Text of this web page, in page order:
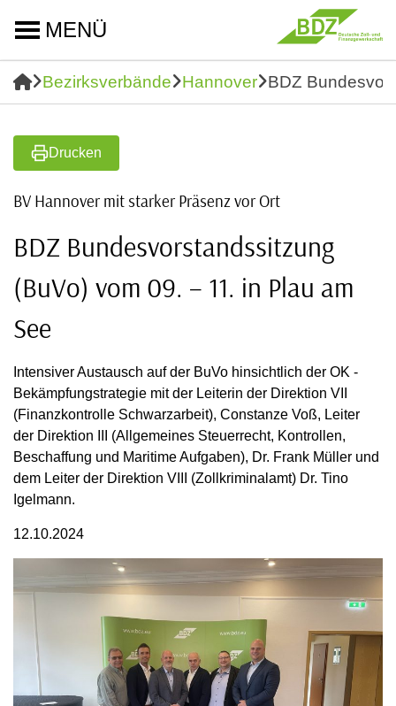
MENÜ
Bezirksverbände Hannover BDZ
Drucken
BV Hannover mit starker Präsenz vor Ort
BDZ Bundesvorstandssitzung
(BuVo) vom 09. – 11. in Plau am
See
Intensiver Austausch auf der BuVo hinsichtlich der OK -
Bekämpfungstrategie mit der Leiterin der Direktion VII
(Finanzkontrolle Schwarzarbeit), Constanze Voß, Leiter
der Direktion III (Allgemeines Steuerrecht, Kontrollen,
Beschaffung und Maritime Aufgaben), Dr. Frank Müller und
dem Leiter der Direktion VIII (Zollkriminalamt) Dr. Tino
Igelmann.
12.10.2024